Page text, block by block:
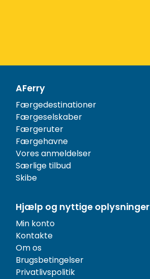
AFerry
Færgedestinationer
Færgeselskaber
Færgeruter
Færgehavne
Vores anmeldelser
Særlige tilbud
Skibe
Hjælp og nyttige oplysninger
Min konto
Kontakte
Om os
Brugsbetingelser
Privatlivspolitik